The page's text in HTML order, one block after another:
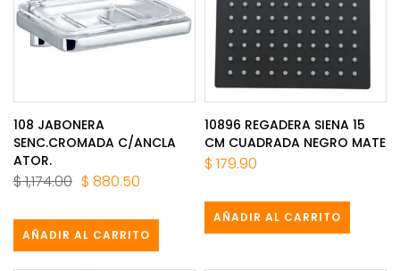
108 JABONERA
SENC.CROMADA C/ANCLA
ATOR.
$ 1,174.00 $ 880.50
AÑADIR AL CARRITO
10896 REGADERA SIENA 15
CM CUADRADA NEGRO MATE
$ 179.90
AÑADIR AL CARRITO